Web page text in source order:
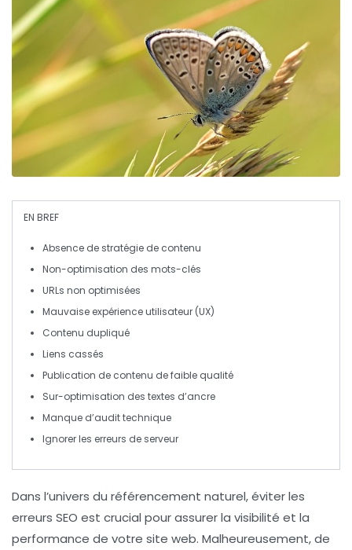
EN BREF
Absence de stratégie de contenu
Non-optimisation des mots-clés
URLs non optimisées
Mauvaise expérience utilisateur (UX)
Contenu dupliqué
Liens cassés
Publication de contenu de faible qualité
Sur-optimisation des textes d’ancre
Manque d’audit technique
Ignorer les erreurs de serveur
Dans l’univers du référencement naturel, éviter les
erreurs SEO est crucial pour assurer la visibilité et la
performance de votre site web. Malheureusement, de